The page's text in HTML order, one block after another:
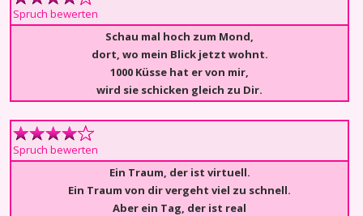
Spruch bewerten
Schau mal hoch zum Mond,
dort, wo mein Blick jetzt wohnt.
1000 Küsse hat er von mir,
wird sie schicken gleich zu Dir.
Spruch bewerten
Ein Traum, der ist virtuell.
Ein Traum von dir vergeht viel zu schnell.
Aber ein Tag, der ist real